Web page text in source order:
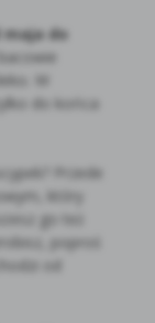
do
W
do końca
Przede
który
go też
poproś
od